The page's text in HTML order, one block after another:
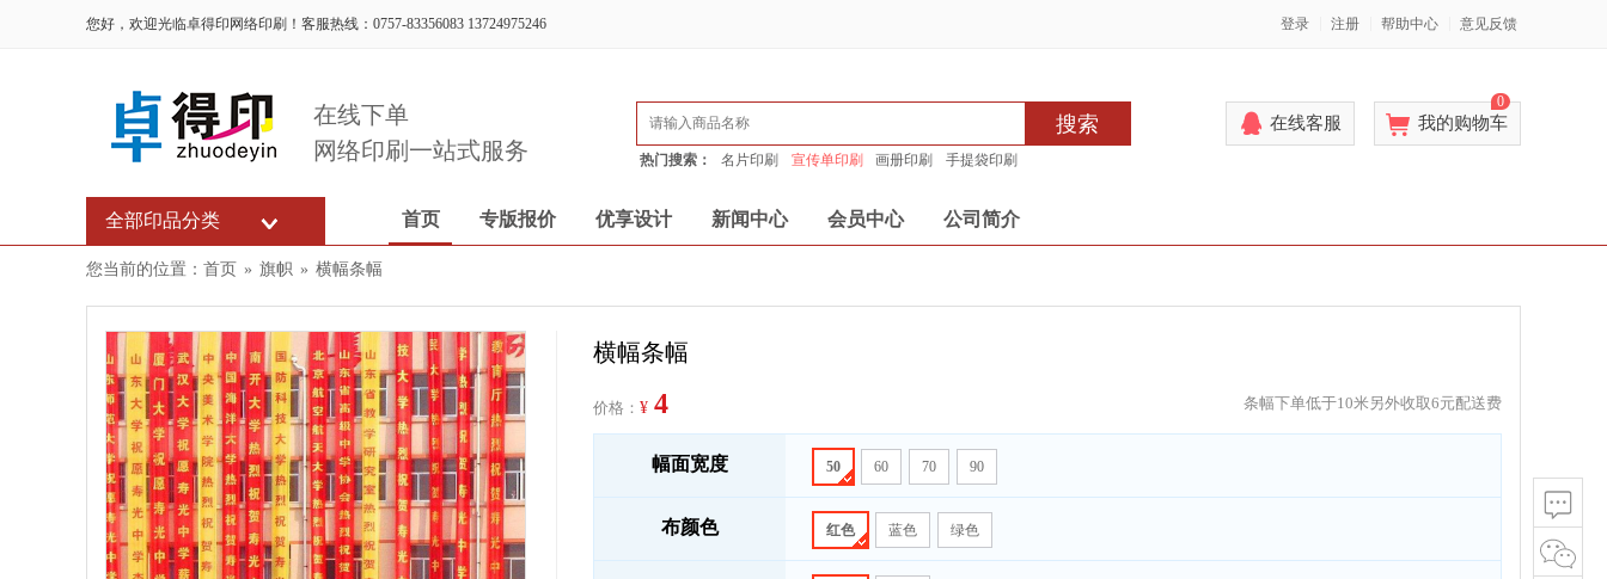
您好，欢迎光临卓得印网络印刷！客服热线：0757-83356083 13724975246 登录 注册 帮助中心 意见反馈
在线下单
网络印刷一站式服务
搜索
热门搜索： 名片印刷 宣传单印刷 画册印刷 手提袋印刷
在线客服 我的购物车
0
全部印品分类 首页 专版报价 优享设计 新闻中心 会员中心 公司简介
您当前的位置： 首页 » 旗帜 » 横幅条幅
横幅条幅
价格： ¥ 4 条幅下单低于10米另外收取6元配送费
幅面宽度 50 60 70 90
布颜色 红色 蓝色 绿色